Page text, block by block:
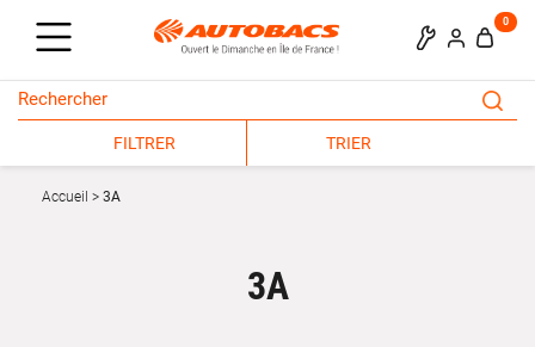
0
FILTRER TRIER
Accueil 3A
3A